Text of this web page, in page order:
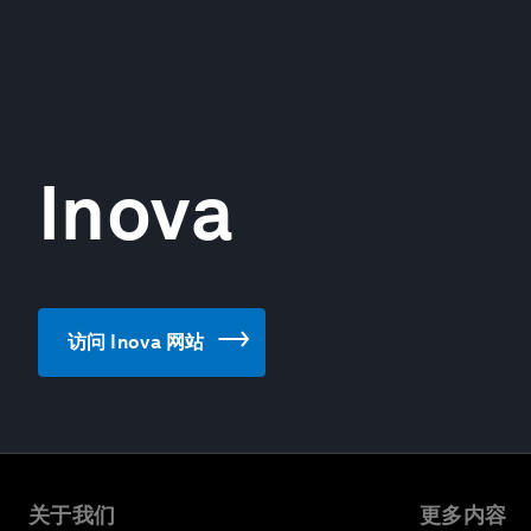
Inova
访问 Inova 网站
关于我们 更多内容